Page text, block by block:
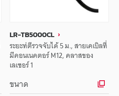
LR-TB5000CL
ระยะท่ตีรวจจับได้ 5 ม., สายเคเบิลที่
มีคอนเนคตอร์ M12, คลาสของ
เลเซอร์ 1
ขนาด